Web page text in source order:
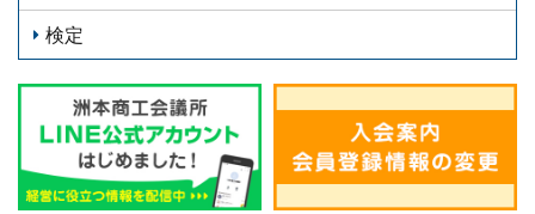
検定